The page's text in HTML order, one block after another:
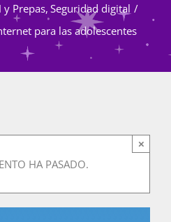
de género
y Prepas Seguridad digital
para las adolescentes
HA PASADO.
×